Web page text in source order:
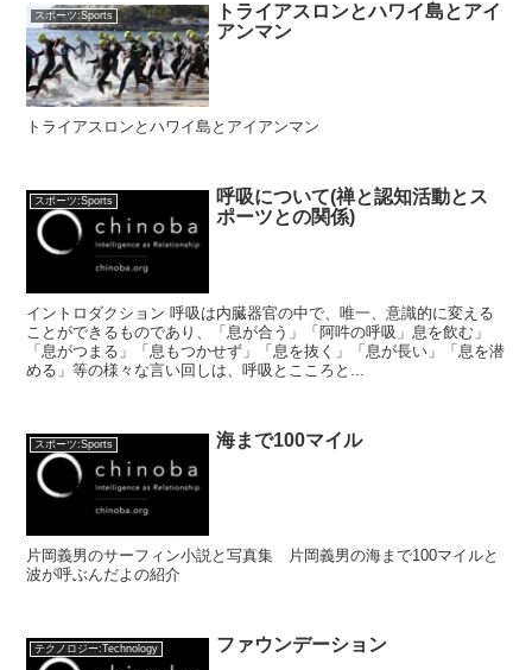
スポーツ:Sports
トライアスロンとハワイ島とアイ
アンマン
トライアスロンとハワイ島とアイアンマン
スポーツ:Sports
呼吸について(禅と認知活動とス
ポーツとの関係)
イントロダクション 呼吸は内臓器官の中で、唯一、意識的に変える
ことができるものであり、「息が合う」「阿吽の呼吸」息を飲む」
「息がつまる」「息もつかせず」「息を抜く」「息が長い」「息を潜
める」等の様々な言い回しは、呼吸とこころと...
スポーツ:Sports 海まで100マイル
片岡義男のサーフィン小説と写真集 片岡義男の海まで100マイルと
波が呼ぶんだよの紹介
テクノロジー:Technology ファウンデーション